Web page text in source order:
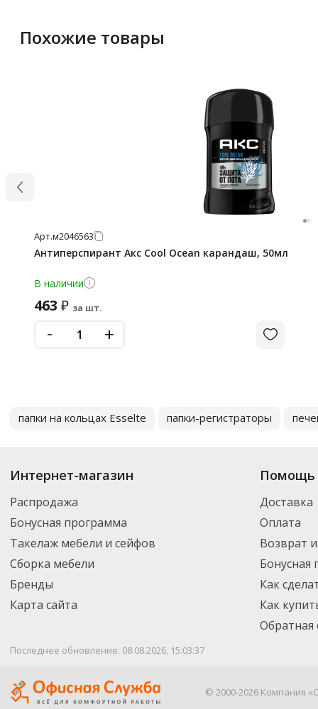
Похожие товары
Арт.м2046563
Антиперспирант Акс Cool Ocean карандаш, 50мл
В наличии
463 ₽ за шт.
- +
папки на кольцах Esselte папки-регистраторы
Интернет-магазин
Распродажа
Бонусная программа
Такелаж мебели и сейфов
Сборка мебели
Бренды
Карта сайта
Помощь
Доставка
Оплата
Возврат
Бонусная
Как
Как
Обратная
Последнее обновление: 08.08.2026, 15:03:37
© 2000-2026 Компания